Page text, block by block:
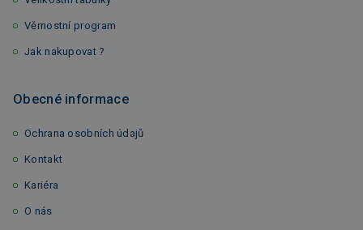
Věrnostní program
Jak nakupovat ?
Obecné informace
Ochrana osobních údajů
Kontakt
Kariéra
O nás